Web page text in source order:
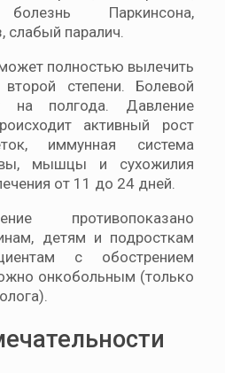
болезнь Паркинсона,
слабый паралич.
полностью вылечить
степени. Болевой
на полгода. Давление
активный рост
иммунная система
мышцы и сухожилия
от 11 до 24 дней.
противопоказано
детям и подросткам
с обострением
онкобольным (только